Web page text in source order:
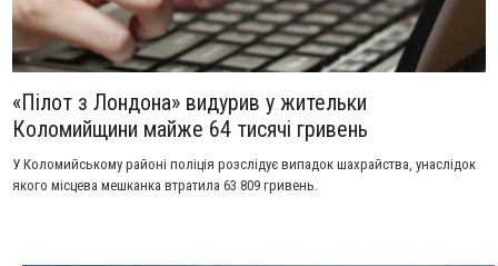
«Пілот з Лондона» видурив у жительки
Коломийщини майже 64 тисячі гривень
У Коломийському районі поліція розслідує випадок шахрайства, унаслідок
якого місцева мешканка втратила 63 809 гривень.